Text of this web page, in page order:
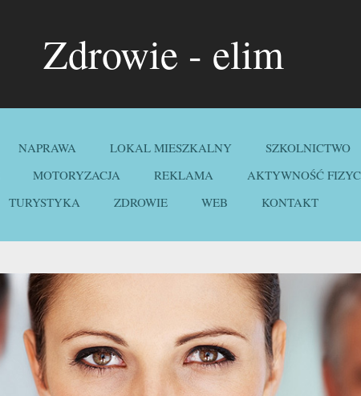
Zdrowie - elim
NAPRAWA LOKAL MIESZKALNY SZKOLNICTWO
MOTORYZACJA REKLAMA AKTYWNOŚĆ
TURYSTYKA
ZDROWIE WEB KONTAKT